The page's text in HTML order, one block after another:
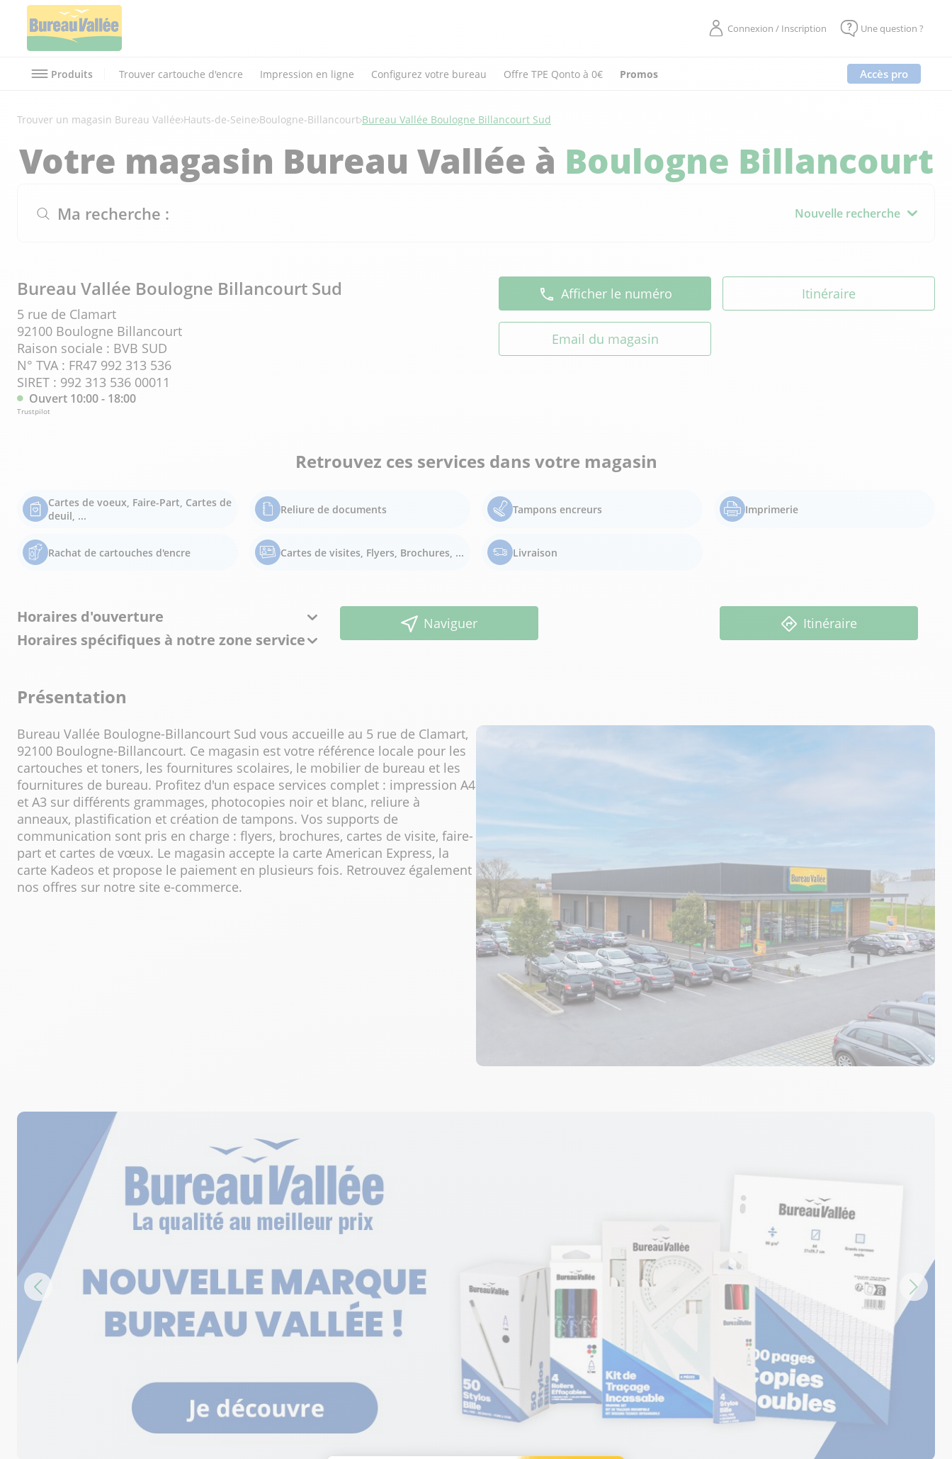
Connexion / Inscription Une question ?
Produits Trouver cartouche d'encre Impression en ligne Configurez votre bureau Offre TPE Qonto à 0€ Promos Accès pro
Trouver un magasin Bureau Vallée Hauts-de-Seine Boulogne-Billancourt Bureau Vallée Boulogne Billancourt Sud
Votre magasin Bureau Vallée à Boulogne Billancourt
Ma recherche : Nouvelle recherche
Bureau Vallée Boulogne Billancourt Sud
5 rue de Clamart
92100 Boulogne Billancourt
Raison sociale : BVB SUD
N° TVA : FR47 992 313 536
SIRET : 992 313 536 00011
Ouvert 10:00 - 18:00
Trustpilot
Afficher le numéro Itinéraire
Email du magasin
Retrouvez ces services dans votre magasin
Cartes de voeux, Faire-Part, Cartes de
deuil, ...
Reliure de documents Tampons encreurs Imprimerie
Rachat de cartouches d'encre Cartes de visites, Flyers, Brochures, ... Livraison
Horaires d'ouverture
Horaires spécifiques à notre zone service
Naviguer Itinéraire
Présentation
Bureau Vallée Boulogne-Billancourt Sud vous accueille au 5 rue de Clamart,
92100 Boulogne-Billancourt. Ce magasin est votre référence locale pour les
cartouches et toners, les fournitures scolaires, le mobilier de bureau et les
fournitures de bureau. Profitez d'un espace services complet : impression A4
et A3 sur différents grammages, photocopies noir et blanc, reliure à
anneaux, plastification et création de tampons. Vos supports de
communication sont pris en charge : flyers, brochures, cartes de visite, faire-
part et cartes de vœux. Le magasin accepte la carte American Express, la
carte Kadeos et propose le paiement en plusieurs fois. Retrouvez également
nos offres sur notre site e-commerce.